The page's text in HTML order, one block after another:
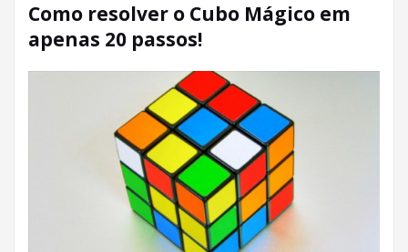
Como resolver o Cubo Mágico em
apenas 20 passos!